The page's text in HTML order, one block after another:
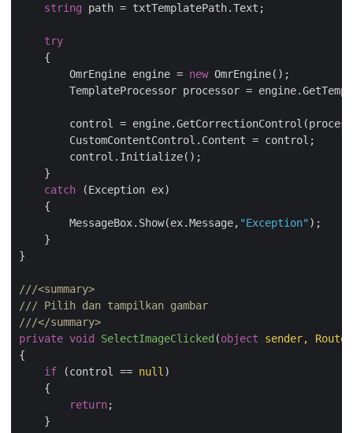
string path = txtTemplatePath.Text;
try
    {
        OmrEngine engine =
new OmrEngine();
TemplateProcessor processor =
control =
        CustomContentControl.Content = control;
        control.Initialize();
    }
catch (Exception ex)
    {
        MessageBox.Show(ex.Message,
"Exception" );
    }
}
///<summary>
/// Pilih dan tampilkan gambar
///</summary>
private void SelectImageClicked (object sender,
{
if (control == null )
    {
return;
    }